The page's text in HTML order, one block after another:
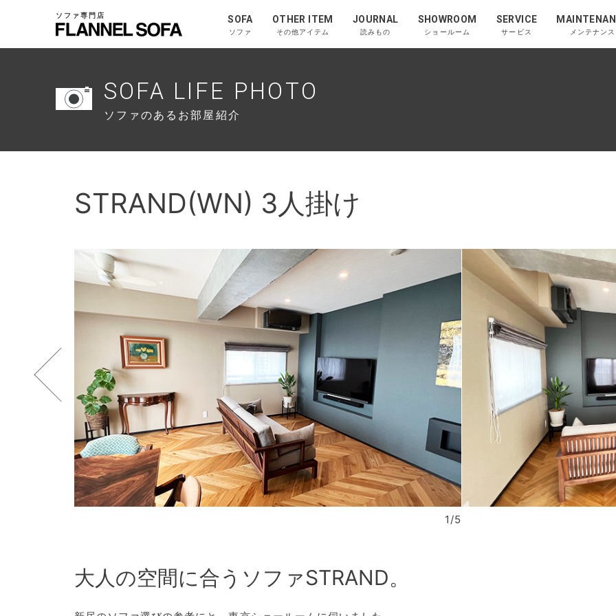
ソファ専門店 SOFA
ソファ
OTHER ITEM
その他アイテム
JOURNAL
読みもの
SHOWROOM
ショールーム
SERVICE
サービス メンテナンス
SOFA LIFE PHOTO
ソファのあるお部屋紹介
STRAND(WN) 3人掛け
1/5
大人の空間に合うソファSTRAND。